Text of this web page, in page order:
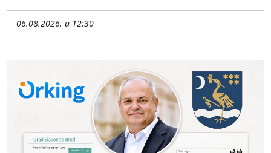
06.08.2026. u 12:30